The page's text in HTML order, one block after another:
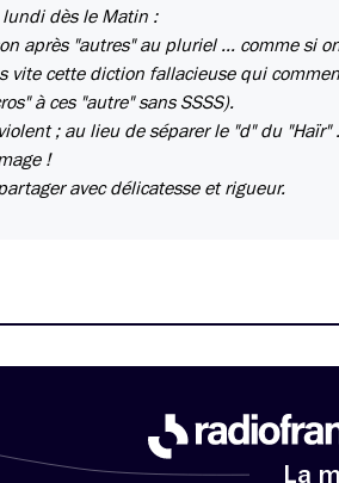
dès le Matin :
après "autres" au pluriel ... comme si
vite cette diction fallacieuse qui
à ces "autre" sans SSSS).
; au lieu de séparer le "d" du "Haïr"
!
avec délicatesse et rigueur.
La